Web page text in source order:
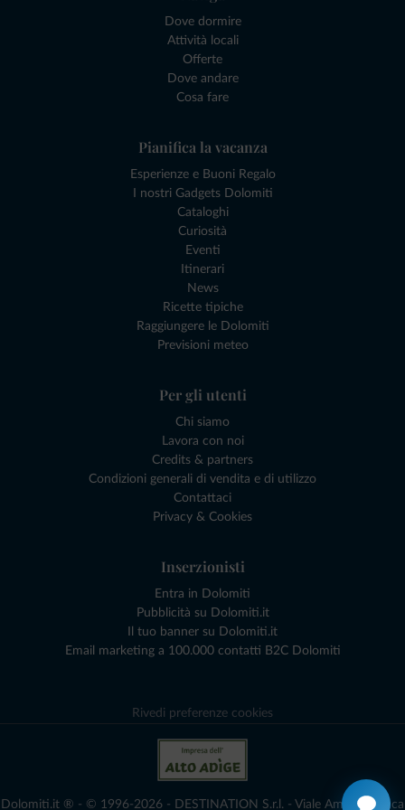
Dove dormire
Attività locali
Offerte
Dove andare
Cosa fare
Pianifica la vacanza
Esperienze e Buoni Regalo
I nostri Gadgets Dolomiti
Cataloghi
Curiosità
Eventi
Itinerari
News
Ricette tipiche
Raggiungere le Dolomiti
Previsioni meteo
Per gli utenti
Chi siamo
Lavora con noi
Credits & partners
Condizioni generali di vendita e di utilizzo
Contattaci
Privacy & Cookies
Inserzionisti
Entra in Dolomiti
Pubblicità su Dolomiti.it
Il tuo banner su Dolomiti.it
Email marketing a 100.000 contatti B2C Dolomiti
Rivedi preferenze cookies
Dolomiti.it ® - © 1996-2026 - DESTINATION S.r.l. - Viale Amedeo Duca